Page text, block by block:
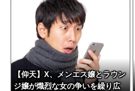
【仰天】X、メンエス嬢とラウン
ジ嬢が熾烈な女の争いを繰り広